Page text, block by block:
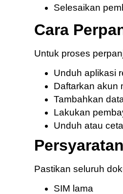
Selesaikan
Cara
Untuk proses
Unduh aplikasi
Daftarkan akun
Tambahkan
Lakukan
Unduh atau
Pastikan seluruh
SIM lama